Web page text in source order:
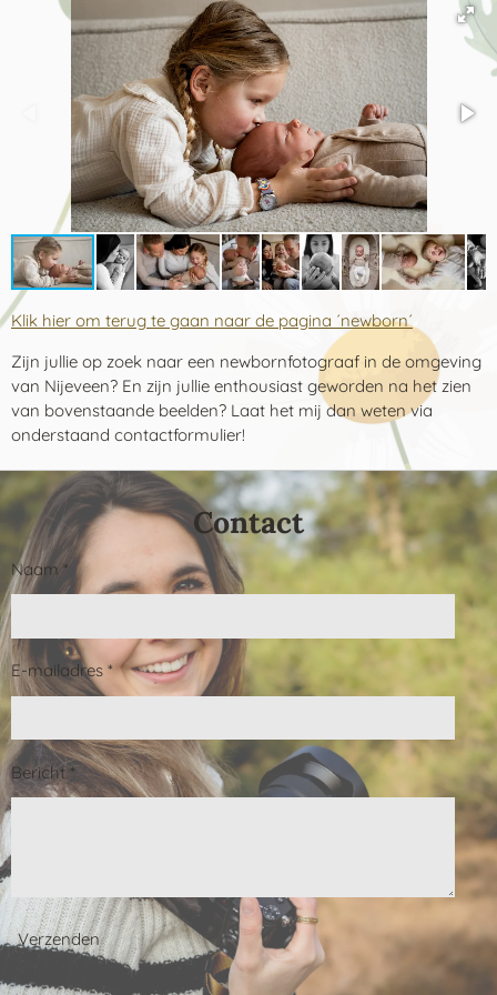
Klik hier om terug te gaan naar de pagina ´newborn´
Zijn jullie op zoek naar een newbornfotograaf in de omgeving
van Nijeveen? En zijn jullie enthousiast geworden na het zien
van bovenstaande beelden? Laat het mij dan weten via
onderstaand contactformulier!
Contact
Naam *
E-mailadres *
Bericht *
Verzenden